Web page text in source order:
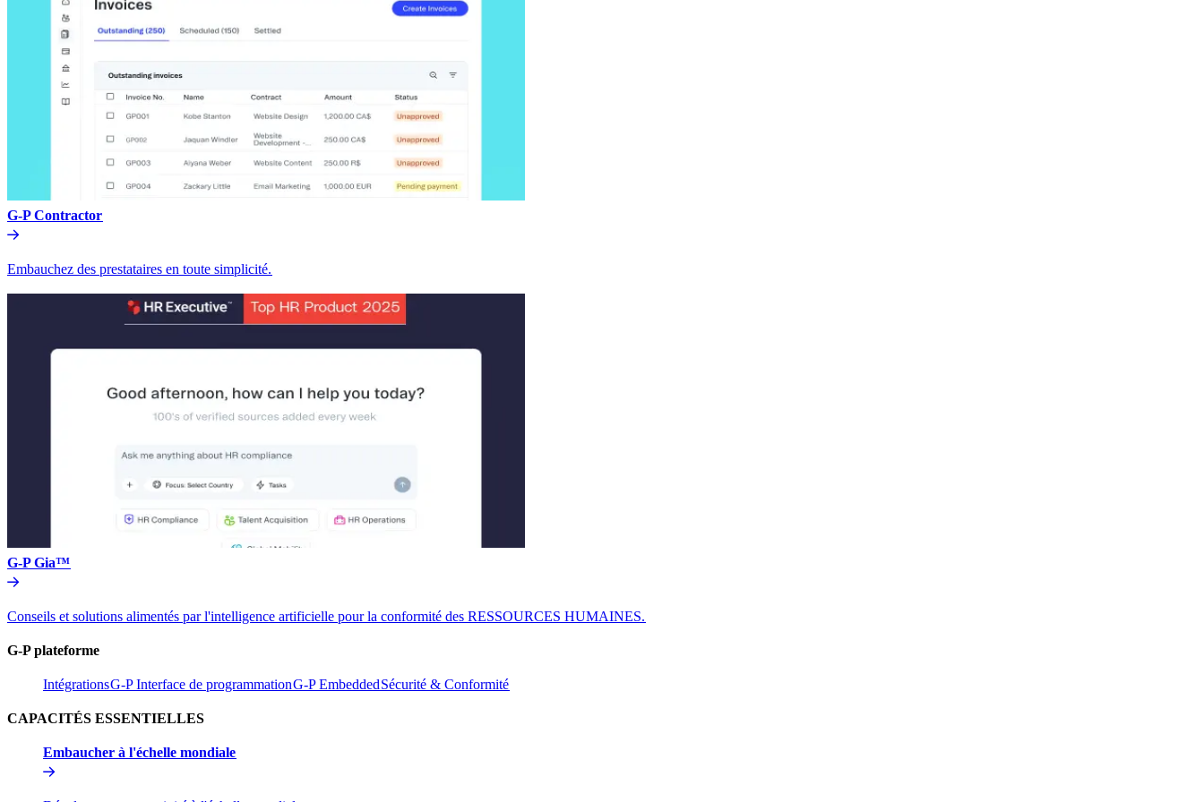
G-P Contractor​​
Embauchez des prestataires en toute simplicité.​​
G-P Gia™​​
Conseils et solutions alimentés par l'intelligence artificielle pour la conformité des RESSOURCES HUMAINES.​​
G-P plateforme​​
Intégrations​​G-P Interface de programmation​​G-P Embedded​​Sécurité & Conformité​​
CAPACITÉS ESSENTIELLES​​
Embaucher à l'échelle mondiale​​